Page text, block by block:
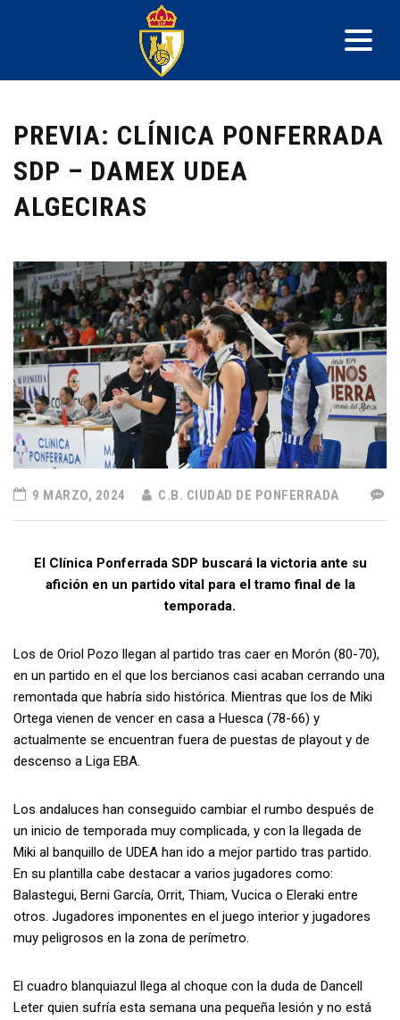
PREVIA: CLÍNICA PONFERRADA
SDP – DAMEX UDEA
ALGECIRAS
9 MARZO, 2024 C.B. CIUDAD DE PONFERRADA
El Clínica Ponferrada SDP buscará la victoria ante su
afición en un partido vital para el tramo final de la
temporada.
Los de Oriol Pozo llegan al partido tras caer en Morón (80-70),
en un partido en el que los bercianos casi acaban cerrando una
remontada que habría sido histórica. Mientras que los de Miki
Ortega vienen de vencer en casa a Huesca (78-66) y
actualmente se encuentran fuera de puestas de playout y de
descenso a Liga EBA.
Los andaluces han conseguido cambiar el rumbo después de
un inicio de temporada muy complicada, y con la llegada de
Miki al banquillo de UDEA han ido a mejor partido tras partido.
En su plantilla cabe destacar a varios jugadores como:
Balastegui, Berni García, Orrit, Thiam, Vucica o Eleraki entre
otros. Jugadores imponentes en el juego interior y jugadores
muy peligrosos en la zona de perímetro.
El cuadro blanquiazul llega al choque con la duda de Dancell
Leter quien sufría esta semana una pequeña lesión y no está